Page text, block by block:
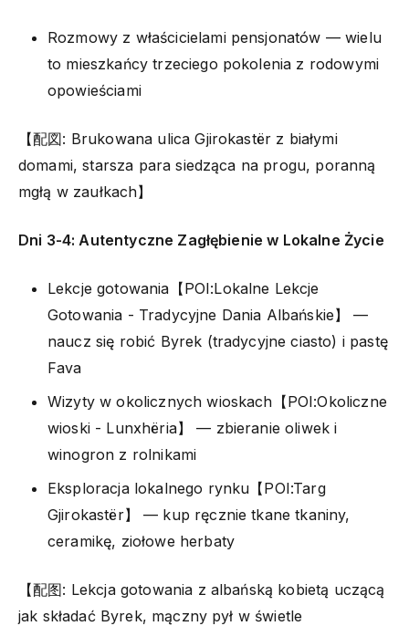
Rozmowy z właścicielami pensjonatów — wielu
to mieszkańcy trzeciego pokolenia z rodowymi
opowieściami
【配図: Brukowana ulica Gjirokastër z białymi
domami, starsza para siedząca na progu, poranną
mgłą w zaułkach】
Dni 3-4: Autentyczne Zagłębienie w Lokalne Życie
Lekcje gotowania【POI:Lokalne Lekcje
Gotowania - Tradycyjne Dania Albańskie】 —
naucz się robić Byrek (tradycyjne ciasto) i pastę
Fava
Wizyty w okolicznych wioskach【POI:Okoliczne
wioski - Lunxhëria】 — zbieranie oliwek i
winogron z rolnikami
Eksploracja lokalnego rynku【POI:Targ
Gjirokastër】 — kup ręcznie tkane tkaniny,
ceramikę, ziołowe herbaty
【配图: Lekcja gotowania z albańską kobietą uczącą
jak składać Byrek, mączny pył w świetle